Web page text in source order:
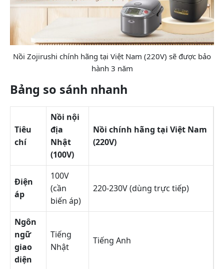
Nồi Zojirushi chính hãng tại Việt Nam (220V) sẽ được bảo
hành 3 năm
Bảng so sánh nhanh
Tiêu
chí
Nồi nội
địa
Nhật
(100V)
Nồi chính hãng tại Việt Nam
(220V)
Điện
áp
100V
(cần
biến áp)
220-230V (dùng trực tiếp)
Ngôn
ngữ
giao
diện
Tiếng
Nhật
Tiếng Anh